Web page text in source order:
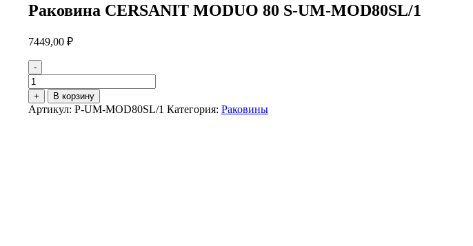
Раковина CERSANIT MODUO 80 S-UM-MOD80SL/1
7449,00 ₽
-
Количество
товара
Раковина
CERSANIT
+ В корзину
Артикул: P-UM-MOD80SL/1 Категория: Раковины